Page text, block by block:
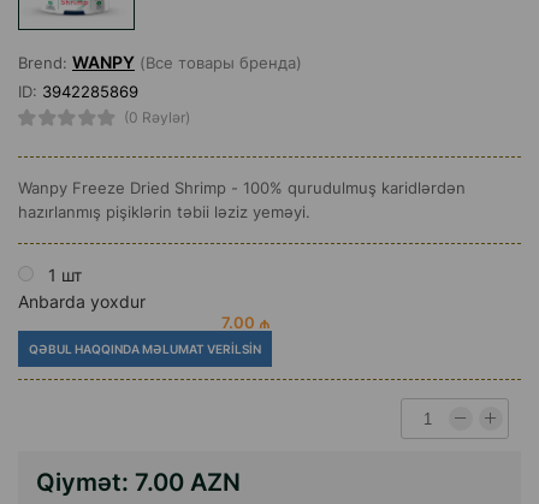
Brend: WANPY (Все товары бренда)
ID: 3942285869
(0 Rəylər)
Wanpy Freeze Dried Shrimp - 100% qurudulmuş karidlərdən
hazırlanmış pişiklərin təbii ləziz yeməyi.
1 шт
Anbarda yoxdur
7.00 ₼
QƏBUL HAQQINDA MƏLUMAT VERILSIN
Qiymət: 7.00 AZN